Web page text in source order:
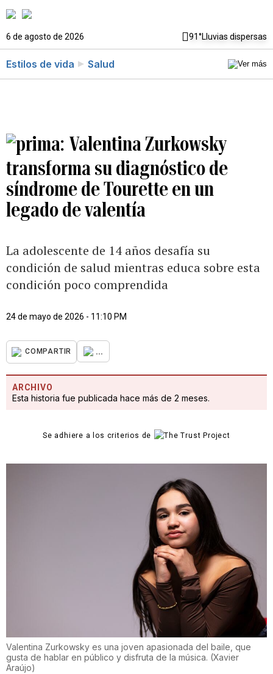
6 de agosto de 2026 91°Lluvias dispersas
Estilos de vida Salud
Valentina Zurkowsky
transforma su diagnóstico de
síndrome de Tourette en un
legado de valentía
La adolescente de 14 años desafía su
condición de salud mientras educa sobre esta
condición poco comprendida
24 de mayo de 2026 - 11:10 PM
COMPARTIR ...
ARCHIVO
Esta historia fue publicada hace más de 2 meses.
Se adhiere a los criterios de
Valentina Zurkowsky es una joven apasionada del baile, que
gusta de hablar en público y disfruta de la música. (Xavier
Araújo)